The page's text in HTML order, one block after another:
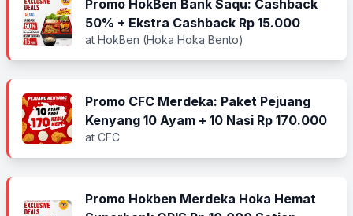
Promo HokBen Bank Saqu: Cashback
50% + Ekstra Cashback Rp 15.000
at HokBen (Hoka Hoka Bento)
Promo CFC Merdeka: Paket Pejuang
Kenyang 10 Ayam + 10 Nasi Rp 170.000
at CFC
Promo Hokben Merdeka Hoka Hemat